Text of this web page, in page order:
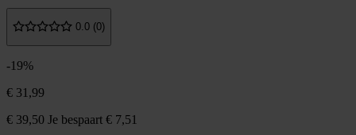
0.0 (0)
-19%
€ 31,99
€ 39,50 Je bespaart € 7,51